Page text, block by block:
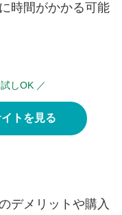
時間がかかる可能
しOK ／
トを見る
デメリットや購入